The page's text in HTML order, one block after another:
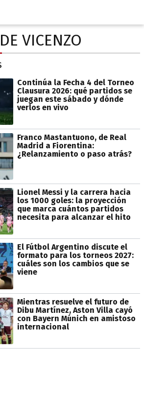
VICENZO
Continúa la Fecha 4 del Torneo
Clausura 2026: qué partidos se
juegan este sábado y dónde
verlos en vivo
Franco Mastantuono, de Real
Madrid a Fiorentina:
¿Relanzamiento o paso atrás?
Lionel Messi y la carrera hacia
los 1000 goles: la proyección
que marca cuántos partidos
necesita para alcanzar el hito
El Fútbol Argentino discute el
formato para los torneos 2027:
cuáles son los cambios que se
viene
Mientras resuelve el futuro de
Dibu Martínez, Aston Villa cayó
con Bayern Múnich en amistoso
internacional